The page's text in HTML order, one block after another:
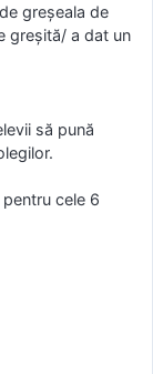
greşeala de
greşită/ a dat un
să pună
pentru cele 6